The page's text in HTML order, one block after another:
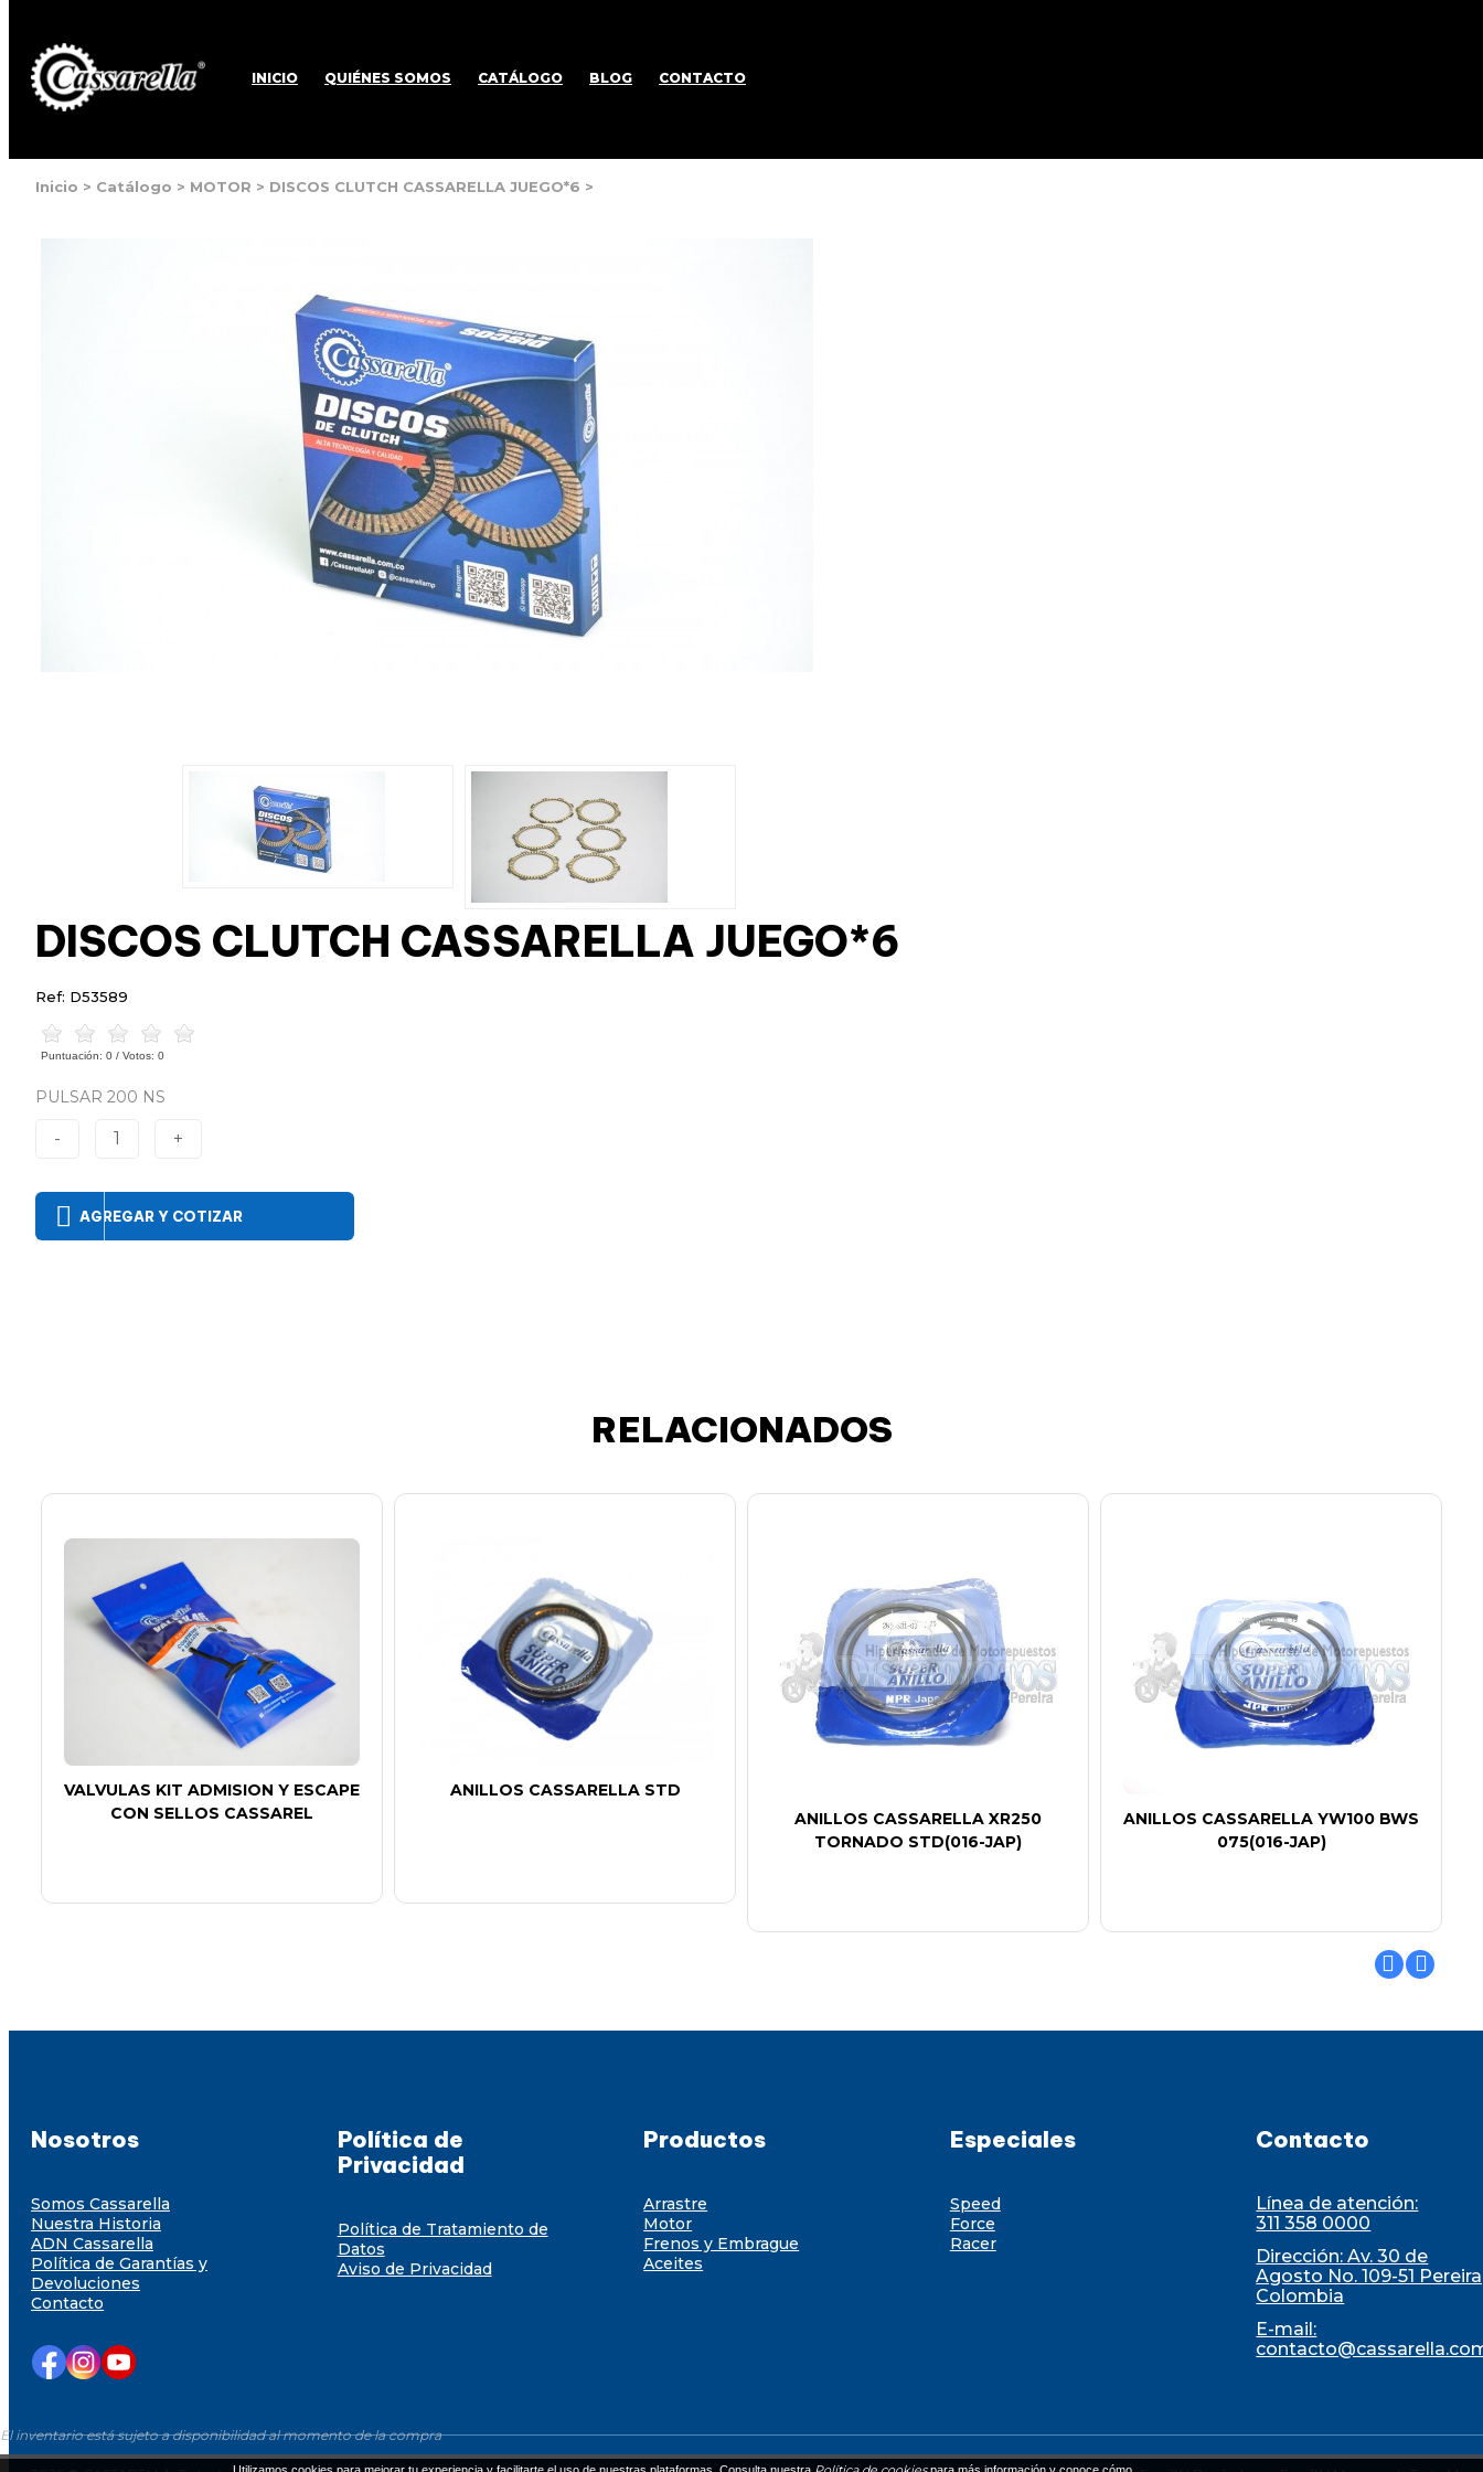
INICIO QUIÉNES SOMOS CATÁLOGO BLOG CONTACTO
Inicio > Catálogo > MOTOR > DISCOS CLUTCH CASSARELLA JUEGO*6 >
DISCOS CLUTCH CASSARELLA JUEGO*6
Ref: D53589
Puntuación: 0 / Votos: 0
PULSAR 200 NS
- 1 +
AGREGAR Y COTIZAR
El inventario está sujeto a disponibilidad al momento de la compra
RELACIONADOS
VALVULAS KIT ADMISION Y ESCAPE
CON SELLOS CASSAREL
ANILLOS CASSARELLA STD
ANILLOS CASSARELLA XR250
TORNADO STD(016-JAP)
ANILLOS CASSARELLA YW100 BWS
075(016-JAP)
Nosotros
Somos Cassarella
Nuestra Historia
ADN Cassarella
Política de Garantías y
Devoluciones
Contacto
Política de
Privacidad
Política de Tratamiento de
Datos
Aviso de Privacidad
Productos
Arrastre
Motor
Frenos y Embrague
Aceites
Especiales
Speed
Force
Racer
Contacto
Línea de atención:
311 358 0000
Dirección: Av. 30 de
Agosto No. 109-51
Colombia
E-mail: